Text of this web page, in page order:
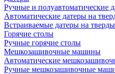
Ручные и полуавтоматические
Автоматические датеры на
Встраиваемые датеры на
Горячие столы
Ручные горячие столы
Мешкозашивочные машины
Автоматические
Ручные мешкозашивочные